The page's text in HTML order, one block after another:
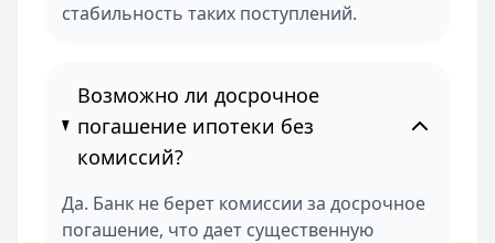
стабильность таких поступлений.
Возможно ли досрочное
погашение ипотеки без
комиссий?
Да. Банк не берет комиссии за досрочное
погашение, что дает существенную